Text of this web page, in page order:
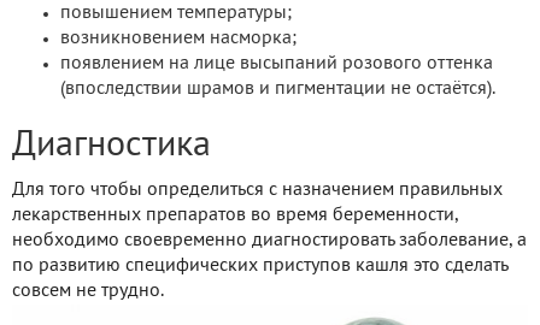
повышением температуры;
возникновением насморка;
появлением на лице высыпаний розового оттенка
(впоследствии шрамов и пигментации не остаётся).
Диагностика
Для того чтобы определиться с назначением правильных
лекарственных препаратов во время беременности,
необходимо своевременно диагностировать заболевание, а
по развитию специфических приступов кашля это сделать
совсем не трудно.